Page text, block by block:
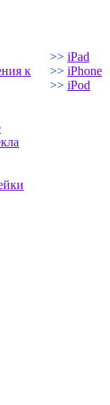
к
>> iPad
>> iPhone
>> iPod